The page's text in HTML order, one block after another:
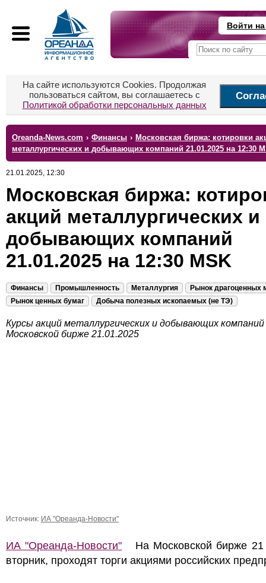
Войти
На сайте используются Cookies. Продолжая
пользоваться сайтом, вы соглашаетесь с
Политикой обработки персональных данных
Oreanda-News.com › Финансы › Московская биржа: котировки
металлургических и добывающих компаний 21.01.2025 на 12:30
21.01.2025, 12:30
Московская биржа:
акций металлургических и
добывающих компаний
21.01.2025 на 12:30 MSK
Финансы Промышленность Металлургия
Рынок драгоценных
Рынок ценных бумаг
Добыча полезных ископаемых (не ТЭ)
Курсы акций металлургических и добывающих компаний
Московской бирже 21.01.2025
Источник: ИА "Ореанда-Новости"
ИА "Ореанда-Новости" На Московской бирже 21
вторник, проходят торги акциями российских